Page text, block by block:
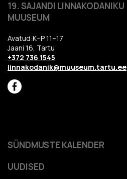
19. SAJANDI LINNAKODANIKU
MUUSEUM
Avatud:K–P 11–17
Jaani 16, Tartu
+372 736 1545
linnakodanik@muuseum.tartu.ee
SÜNDMUSTE KALENDER
UUDISED